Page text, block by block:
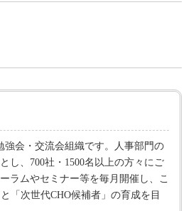
強会・交流会組織です。人事部門の
し、700社・1500名以上の方々にご
ラムやセミナー等を毎月開催し、こ
「次世代CHO候補者」の育成を目